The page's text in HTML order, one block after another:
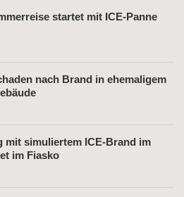
startet mit ICE-Panne
nach Brand in ehemaligem
mit simuliertem ICE-Brand im
im Fiasko